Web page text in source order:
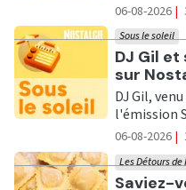
06-08-2026 |
Ecouter
DJ Gil
sur
Sous le soleil
DJ Gil,
l'émission
06-08-2026 |
Ecouter
Saviez-
Les Détours de